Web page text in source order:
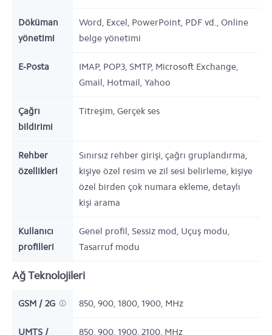
Döküman
yönetimi
Word, Excel, PowerPoint, PDF vd., Online
belge yönetimi
E-Posta
IMAP, POP3, SMTP, Microsoft Exchange,
Gmail, Hotmail, Yahoo
Çağrı
bildirimi
Titreşim, Gerçek ses
Rehber
özellikleri
Sınırsız rehber girişi, çağrı gruplandırma,
kişiye özel resim ve zil sesi belirleme, kişiye
özel birden çok numara ekleme, detaylı
kişi arama
Kullanıcı
profilleri
Genel profil, Sessiz mod, Uçuş modu,
Tasarruf modu
Ağ Teknolojileri
GSM / 2G 850, 900, 1800, 1900, MHz
UMTS / 850, 900, 1900, 2100, MHz